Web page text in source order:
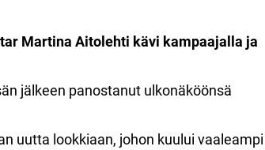
Martina Aitolehti kävi kampaajalla ja
jälkeen panostanut ulkonäköönsä
uutta lookkiaan, johon kuului vaaleampi